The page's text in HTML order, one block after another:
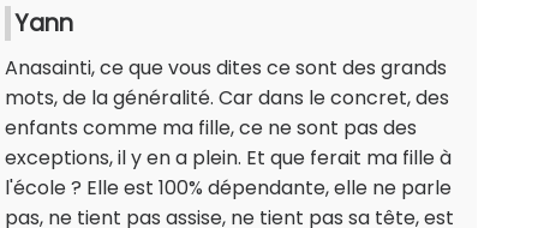
Yann
Anasainti, ce que vous dites ce sont des grands
mots, de la généralité. Car dans le concret, des
enfants comme ma fille, ce ne sont pas des
exceptions, il y en a plein. Et que ferait ma fille à
l'école ? Elle est 100% dépendante, elle ne parle
pas, ne tient pas assise, ne tient pas sa tête, est